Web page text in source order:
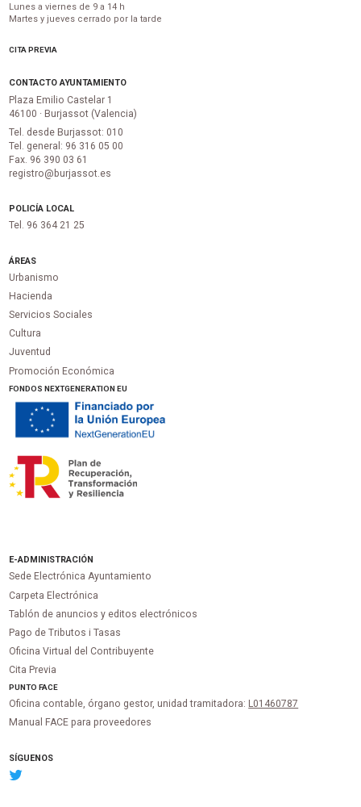
Lunes a viernes de 9 a 14 h
Martes y jueves cerrado por la tarde
CITA PREVIA
CONTACTO AYUNTAMIENTO
Plaza Emilio Castelar 1
46100 · Burjassot (Valencia)
Tel. desde Burjassot: 010
Tel. general: 96 316 05 00
Fax. 96 390 03 61
registro@burjassot.es
POLICÍA LOCAL
Tel. 96 364 21 25
ÁREAS
Urbanismo
Hacienda
Servicios Sociales
Cultura
Juventud
Promoción Económica
FONDOS NEXTGENERATION EU
E-ADMINISTRACIÓN
Sede Electrónica Ayuntamiento
Carpeta Electrónica
Tablón de anuncios y editos electrónicos
Pago de Tributos i Tasas
Oficina Virtual del Contribuyente
Cita Previa
PUNTOFACE
Oficina contable, órgano gestor, unidad tramitadora: L01460787
Manual FACE para proveedores
SÍGUENOS